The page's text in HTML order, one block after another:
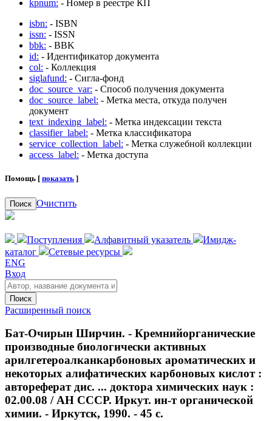
kpnum: - Номер в реестре КП
isbn: - ISBN
issn: - ISSN
bbk: - BBK
id: - Идентификатор документа
col: - Коллекция
siglafund: - Сигла-фонд
doc_source_var: - Способ получения документа
doc_source_label: - Метка места, откуда получен
документ
text_indexing_label: - Метка индексации текста
classifier_label: - Метка классификатора
service_collection_label: - Метка служебной коллекции
access_label: - Метка доступа
Помощь [ показать ]
Поиск Очистить
Поступления Алфавитный указатель
Имидж-
каталог
Сетевые ресурсы
ENG
Вход
Поиск
Расширенный поиск
Бат-Очирын Ширчин. - Кремнийорганические
производные биологически активных
арилгетероалканкарбоновых ароматических и
некоторых алифатических карбоновых кислот :
автореферат дис. ... доктора химических наук :
02.00.08 / АН СССР. Иркут. ин-т органической
химии. - Иркутск, 1990. - 45 с.